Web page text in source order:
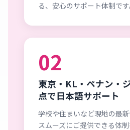
る、安心のサポート体制です
02
東京・KL・ペナン・
点で日本語サポート
学校や住まいなど現地の最
スムーズにご提供できる体